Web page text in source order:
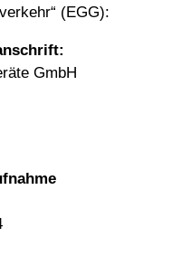
(EGG):
GmbH